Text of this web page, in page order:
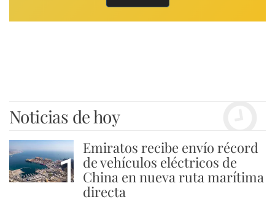
Noticias de hoy
1
Emiratos recibe envío récord
de vehículos eléctricos de
China en nueva ruta marítima
directa